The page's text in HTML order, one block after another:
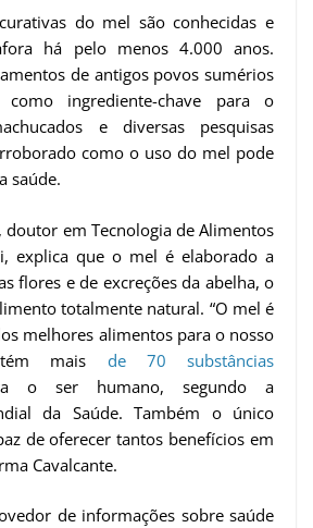
do mel são conhecidas e
há pelo menos 4.000 anos.
de antigos povos sumérios
ingrediente-chave para o
e diversas pesquisas
como o uso do mel pode
saúde.
doutor em Tecnologia de Alimentos
explica que o mel é elaborado a
flores e de excreções da abelha, o
totalmente natural. “O mel é
melhores alimentos para o nosso
mais de 70 substâncias
o ser humano, segundo a
da Saúde. Também o único
de oferecer tantos benefícios em
Cavalcante.
de informações sobre saúde